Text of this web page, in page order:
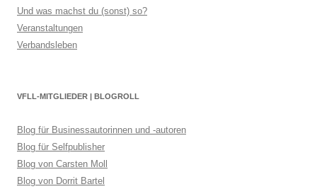
Und was machst du (sonst) so?
Veranstaltungen
Verbandsleben
VFLL-MITGLIEDER | BLOGROLL
Blog für Businessautorinnen und -autoren
Blog für Selfpublisher
Blog von Carsten Moll
Blog von Dorrit Bartel